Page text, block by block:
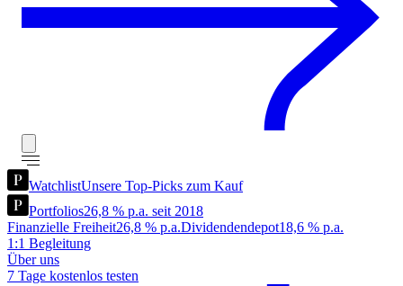
WatchlistUnsere Top-Picks zum Kauf
Portfolios26,8 % p.a. seit 2018
Finanzielle Freiheit26,8 % p.a.Dividendendepot18,6 % p.a.
1:1 Begleitung
Über uns
7 Tage kostenlos testen